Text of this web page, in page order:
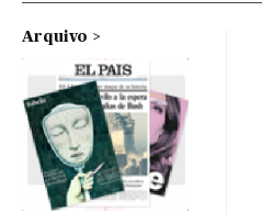
Arquivo